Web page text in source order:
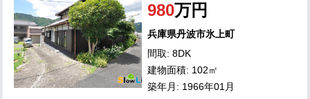
980万円
兵庫県丹波市氷上町
間取: 8DK
建物面積: 102㎡
築年月: 1966年01月